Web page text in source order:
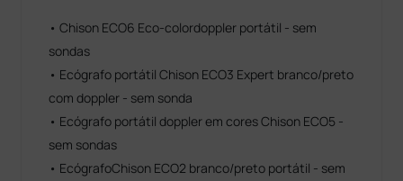
• Chison ECO6 Eco-colordoppler portátil - sem
sondas
• Ecógrafo portátil Chison ECO3 Expert branco/preto
com doppler - sem sonda
• Ecógrafo portátil doppler em cores Chison ECO5 -
sem sondas
• EcógrafoChison ECO2 branco/preto portátil - sem